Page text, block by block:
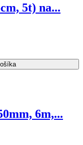
5t) na...
6m,...